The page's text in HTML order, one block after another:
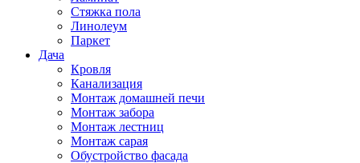
Стяжка пола
Линолеум
Паркет
Дача
Кровля
Канализация
Монтаж домашней печи
Монтаж забора
Монтаж лестниц
Монтаж сарая
Обустройство фасада